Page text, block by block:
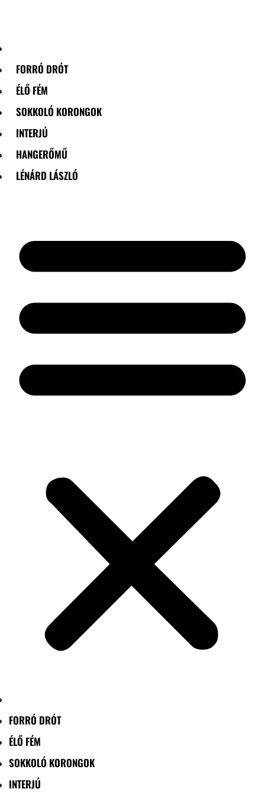
FORRÓ DRÓT
ÉLŐ FÉM
SOKKOLÓ KORONGOK
INTERJÚ
HANGERŐMŰ
LÉNÁRD LÁSZLÓ
FORRÓ DRÓT
ÉLŐ FÉM
SOKKOLÓ KORONGOK
INTERJÚ